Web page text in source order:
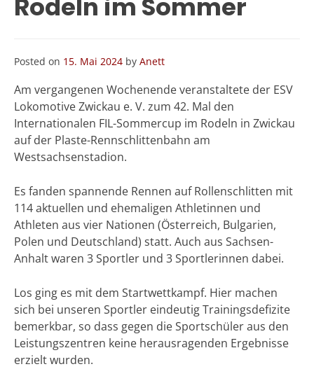
Rodeln im Sommer
Posted on 15. Mai 2024 by Anett
Am vergangenen Wochenende veranstaltete der ESV
Lokomotive Zwickau e. V. zum 42. Mal den
Internationalen FIL-Sommercup im Rodeln in Zwickau
auf der Plaste-Rennschlittenbahn am
Westsachsenstadion.
Es fanden spannende Rennen auf Rollenschlitten mit
114 aktuellen und ehemaligen Athletinnen und
Athleten aus vier Nationen (Österreich, Bulgarien,
Polen und Deutschland) statt. Auch aus Sachsen-
Anhalt waren 3 Sportler und 3 Sportlerinnen dabei.
Los ging es mit dem Startwettkampf. Hier machen
sich bei unseren Sportler eindeutig Trainingsdefizite
bemerkbar, so dass gegen die Sportschüler aus den
Leistungszentren keine herausragenden Ergebnisse
erzielt wurden.